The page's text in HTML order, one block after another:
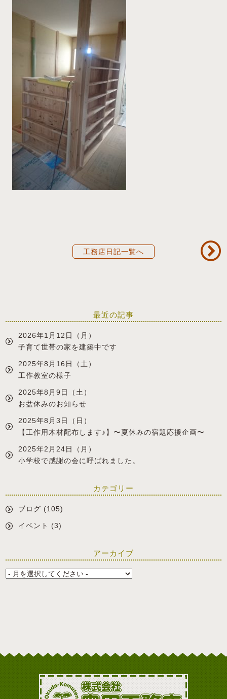
工務店日記一覧へ
最近の記事
2026年1月12日（月）
子育て世帯の家を建築中です
2025年8月16日（土）
工作教室の様子
2025年8月9日（土）
お盆休みのお知らせ
2025年8月3日（日）
【工作用木材配布します♪】〜夏休みの宿題応援企画〜
2025年2月24日（月）
小学校で感謝の会に呼ばれました。
カテゴリー
ブログ (105)
イベント (3)
アーカイブ